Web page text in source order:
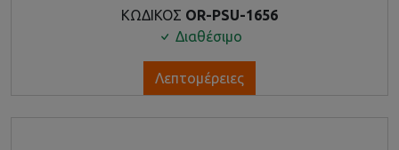
ΚΩΔΙΚΟΣ OR-PSU-1656
Διαθέσιμο
Λεπτομέρειες